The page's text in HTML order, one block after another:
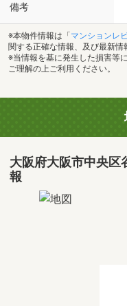
備考
※本物件情報は「 マンションレ
関する正確な情報、及び最新情
※当情報を基に発生した損害等
ご理解の上ご利用ください。
大阪府大阪市中央区
報